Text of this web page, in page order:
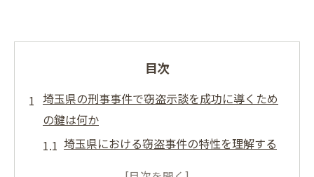
目次
埼玉県の刑事事件で窃盗示談を成功に導くため
の鍵は何か
埼玉県における窃盗事件の特性を理解する
示談交渉の準備として必要なステップ